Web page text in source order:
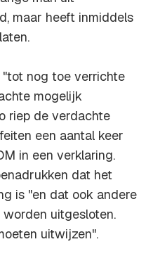
maar heeft inmiddels
nog toe verrichte
mogelijk
riep de verdachte
een aantal keer
in een verklaring.
dat het
is "en dat ook andere
uitgesloten.
uitwijzen".